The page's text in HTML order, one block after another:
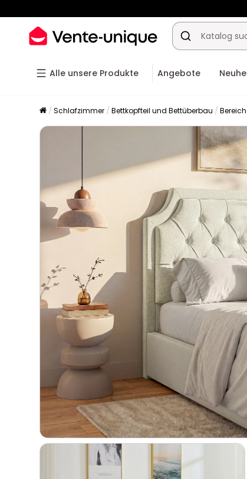
-
Alle unsere Produkte Angebote
Schlafzimmer Bettkopfteil und Bettüberbau